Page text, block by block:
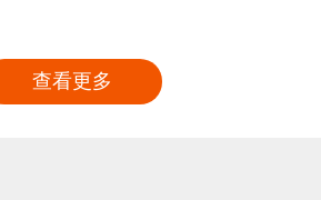
查看更多